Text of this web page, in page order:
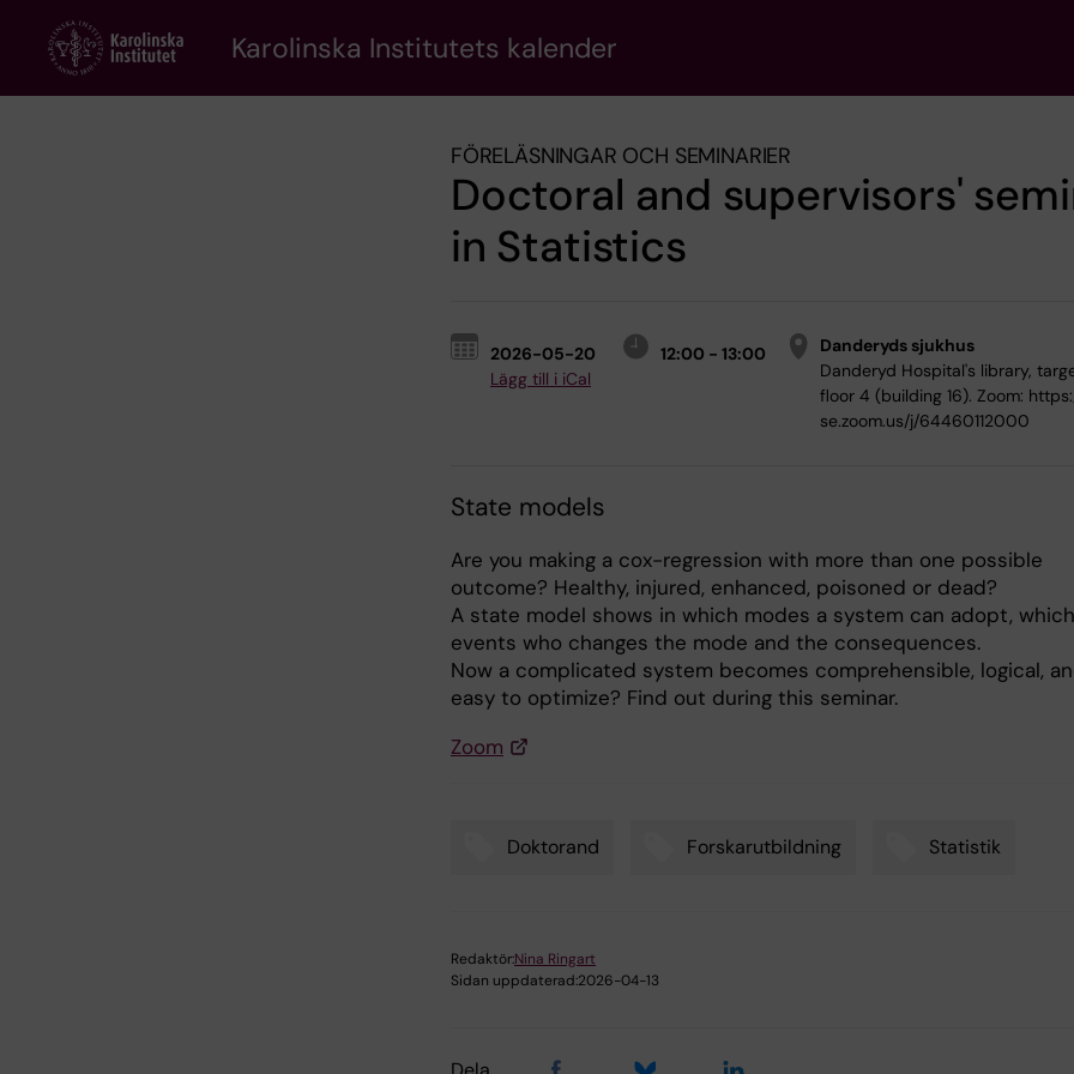
content
Karolinska Institutets kalender
FÖRELÄSNINGAR OCH SEMINARIER
Doctoral and supervisors'
in Statistics
2026-05-20
12:00 - 13:00
Lägg till i iCal
Danderyds sjukhus
Danderyd Hospital's library,
floor 4 (building 16). Zoom:
se.zoom.us/j/64460112000
State models
Are you making a cox-regression with more than one possible
outcome? Healthy, injured, enhanced, poisoned or dead?
A state model shows in which modes a system can adopt, which
events who changes the mode and the consequences.
Now a complicated system becomes comprehensible, logical,
easy to optimize? Find out during this seminar.
Zoom
Doktorand Forskarutbildning Statistik
Redaktör:Nina Ringart
Sidan uppdaterad:2026-04-13